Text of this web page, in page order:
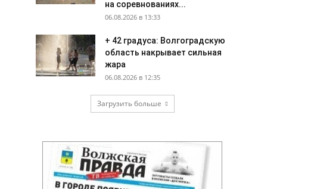
на соревнованиях...
06.08.2026 в 13:33
+ 42 градуса: Волгоградскую
область накрывает сильная
жара
06.08.2026 в 12:35
Загрузить больше